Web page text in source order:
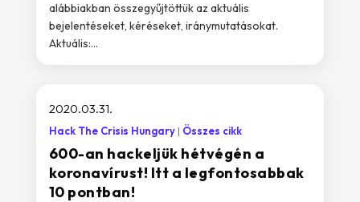
alábbiakban összegyűjtöttük az aktuális
bejelentéseket, kéréseket, iránymutatásokat.
Aktuális:...
600-an hackeljük hétvégén a
koronavírust! Itt a legfontosabbak
10 pontban!
2020.03.31.
Hack The Crisis Hungary Összes cikk